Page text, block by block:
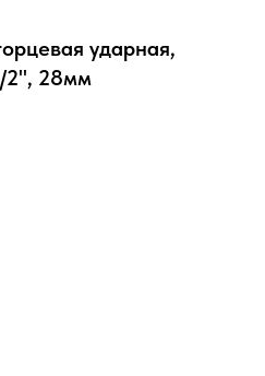
ударная,
2", 28мм